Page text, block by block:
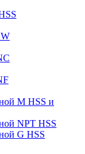
M HSS и
NPT HSS
G HSS